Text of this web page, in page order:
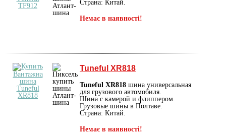
Страна: Китай.
Немає в наявності!
Tuneful XR818
Tuneful XR818 шина универсальная
для грузового автомобиля.
Шина с камерой и флиппером.
Грузовые шины в Полтаве.
Страна: Китай.
Немає в наявності!